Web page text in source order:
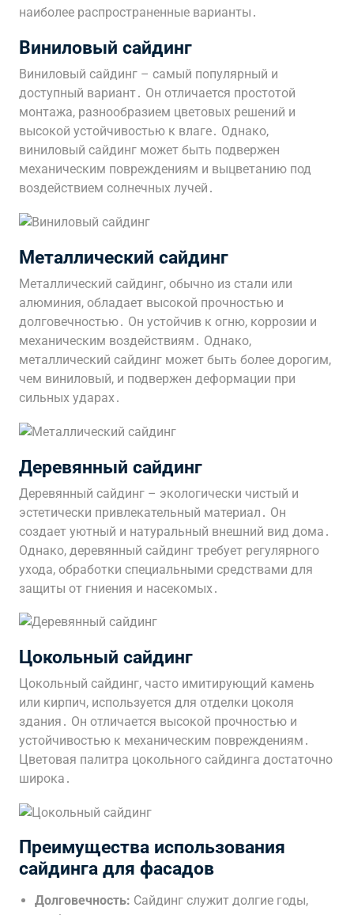
наиболее распространенные варианты․
Виниловый сайдинг
Виниловый сайдинг – самый популярный и
доступный вариант․ Он отличается простотой
монтажа, разнообразием цветовых решений и
высокой устойчивостью к влаге․ Однако,
виниловый сайдинг может быть подвержен
механическим повреждениям и выцветанию под
воздействием солнечных лучей․
Металлический сайдинг
Металлический сайдинг, обычно из стали или
алюминия, обладает высокой прочностью и
долговечностью․ Он устойчив к огню, коррозии и
механическим воздействиям․ Однако,
металлический сайдинг может быть более дорогим,
чем виниловый, и подвержен деформации при
сильных ударах․
Деревянный сайдинг
Деревянный сайдинг – экологически чистый и
эстетически привлекательный материал․ Он
создает уютный и натуральный внешний вид дома․
Однако, деревянный сайдинг требует регулярного
ухода, обработки специальными средствами для
защиты от гниения и насекомых․
Цокольный сайдинг
Цокольный сайдинг, часто имитирующий камень
или кирпич, используется для отделки цоколя
здания․ Он отличается высокой прочностью и
устойчивостью к механическим повреждениям․
Цветовая палитра цокольного сайдинга достаточно
широка․
Преимущества использования
сайдинга для фасадов
Долговечность: Сайдинг служит долгие годы,